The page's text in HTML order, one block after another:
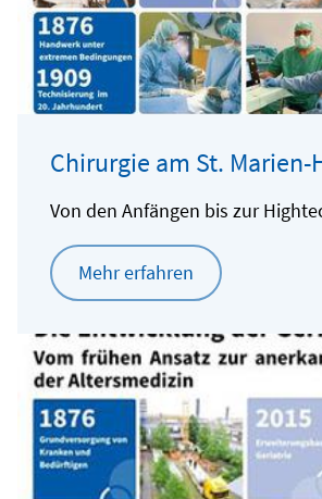
Chirurgie am St.
Von den Anfängen bis zur
Mehr erfahren